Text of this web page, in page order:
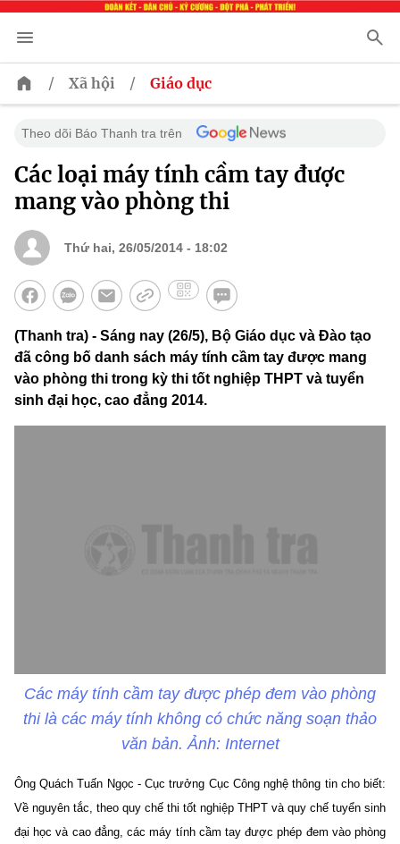
/ Xã hội / Giáo dục
Theo dõi Báo Thanh tra trên
Các loại máy tính cầm tay được
mang vào phòng thi
Thứ hai, 26/05/2014 - 18:02
(Thanh tra) - Sáng nay (26/5), Bộ Giáo dục và Đào tạo
đã công bố danh sách máy tính cầm tay được mang
vào phòng thi trong kỳ thi tốt nghiệp THPT và tuyển
sinh đại học, cao đẳng 2014.
Các máy tính cầm tay được phép đem vào phòng
thi là các máy tính không có chức năng soạn thảo
văn bản. Ảnh: Internet
Ông Quách Tuấn Ngọc - Cục trưởng Cục Công nghệ thông tin cho biết:
Về nguyên tắc, theo quy chế thi tốt nghiệp THPT và quy chế tuyển sinh
đại học và cao đẳng, các máy tính cầm tay được phép đem vào phòng